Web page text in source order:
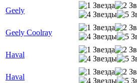
Geely
Geely Coolray
Haval
Haval